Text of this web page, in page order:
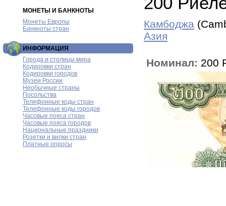
МОНЕТЫ И БАНКНОТЫ
Монеты Европы
Банкноты стран
ИНФОРМАЦИЯ
Города и столицы мира
Кодировки стран
Кодировки городов
Музеи России
Необычные страны
Посольства
Телефонные коды стран
Телефонные коды городов
Часовые пояса стран
Часовые пояса городов
Национальные праздники
Розетки и вилки стран
Платные опросы
Камбоджа
Азия
Номинал: 200